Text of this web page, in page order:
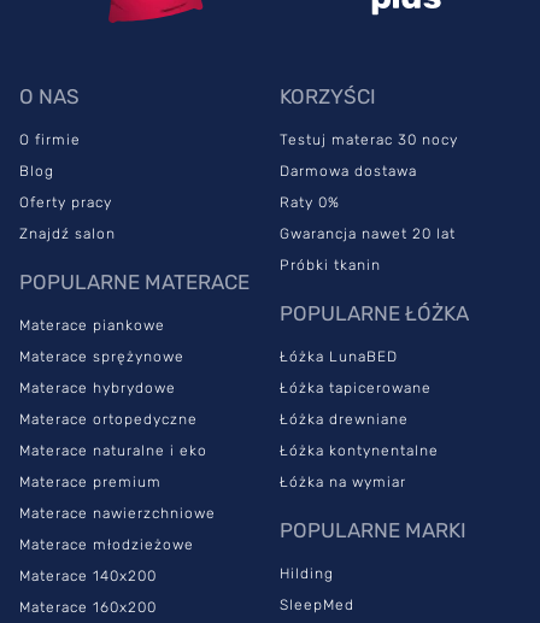
Stelaż Select Moto tworzą 42 sprężyste listwy z drewna
idealne i precyzyjne podparcie materaca.
Stelaż Select Moto zapewnia podparcie materaca na całej
umieszczona w środkowej części.Stelaż do materaca Select
Moto jest wyposażony w elektryczną regulację nachylenia
podgłówka i podnóżka
. Ten stelaż do łóżka hilding to doskonała
opcja, jeśli cenisz sobie komfort i estetyczne wykończenia.
Uzupełni ramy łóżka i utrzyma materac w precyzyjnej pozycji.
Stelaż do łóżka hilding – spanie
jeszcze nigdy nie było tak
komfortowe!
Zastanawiasz się, czy warto inwestować w dobry stelaż do
materaca? Zapewniamy Cię, że nie ma niczego ważniejszego.
Stelaż jest podstawowym wsparciem materaca – w połączeniu
oba te elementy mają za zadanie podpierać Twój kręgosłup i dbać
O NAS
O firmie
Blog
Oferty pracy
Znajdź salon
POPULARNE MATERACE
Materace piankowe
Materace sprężynowe
Materace hybrydowe
Materace ortopedyczne
Materace naturalne i eko
Materace premium
Materace nawierzchniowe
Materace młodzieżowe
Materace 140x200
Materace 160x200
KORZYŚCI
Testuj materac 30 nocy
Darmowa dostawa
Raty 0%
Gwarancja nawet 20 lat
Próbki tkanin
POPULARNE ŁÓŻKA
Łóżka LunaBED
Łóżka tapicerowane
Łóżka drewniane
Łóżka kontynentalne
Łóżka na wymiar
POPULARNE MARKI
Hilding
SleepMed